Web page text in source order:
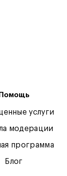
Помощь
услуги
модерации
программа
Блог